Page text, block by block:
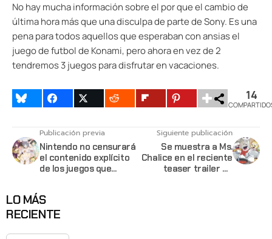
No hay mucha información sobre el por que el cambio de
última hora más que una disculpa de parte de Sony. Es una
pena para todos aquellos que esperaban con ansias el
juego de futbol de Konami, pero ahora en vez de 2
tendremos 3 juegos para disfrutar en vacaciones.
14
Publicación previa
Nintendo no censurará
el contenido explícito
de los juegos que
Siguiente publicación
Se muestra a Ms.
Chalice en el reciente
teaser trailer de
LO MÁS
RECIENTE